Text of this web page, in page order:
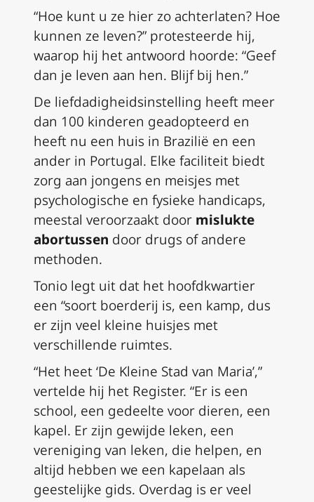
“Hoe kunt u ze hier zo achterlaten? Hoe
kunnen ze leven?” protesteerde hij,
waarop hij het antwoord hoorde: “Geef
dan je leven aan hen. Blijf bij hen.”
De liefdadigheidsinstelling heeft meer
dan 100 kinderen geadopteerd en
heeft nu een huis in Brazilië en een
ander in Portugal. Elke faciliteit biedt
zorg aan jongens en meisjes met
psychologische en fysieke handicaps,
meestal veroorzaakt door mislukte
abortussen door drugs of andere
methoden.
Tonio legt uit dat het hoofdkwartier
een “soort boerderij is, een kamp, dus
er zijn veel kleine huisjes met
verschillende ruimtes.
“Het heet ‘De Kleine Stad van Maria’,”
vertelde hij het Register. “Er is een
school, een gedeelte voor dieren, een
kapel. Er zijn gewijde leken, een
vereniging van leken, die helpen, en
altijd hebben we een kapelaan als
geestelijke gids. Overdag is er veel